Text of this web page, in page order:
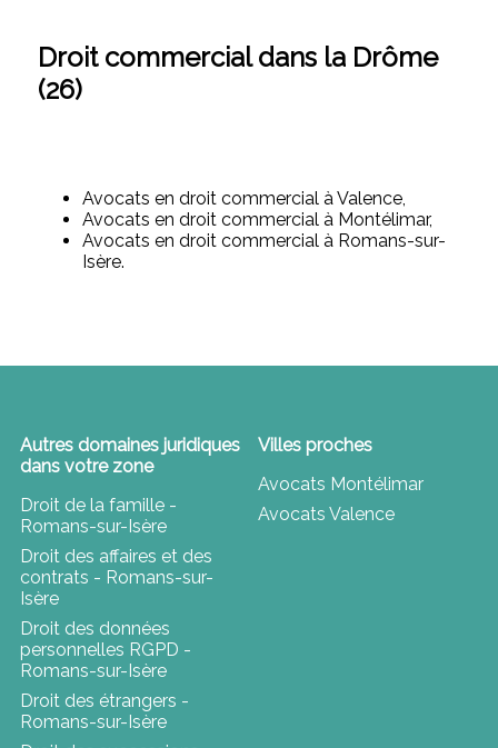
Droit commercial dans la Drôme
(26)
Avocats en droit commercial à Valence,
Avocats en droit commercial à Montélimar,
Avocats en droit commercial à Romans-sur-
Isère.
Autres domaines juridiques
dans votre zone
Droit de la famille -
Romans-sur-Isère
Droit des affaires et des
contrats - Romans-sur-
Isère
Droit des données
personnelles RGPD -
Romans-sur-Isère
Droit des étrangers -
Romans-sur-Isère
Villes proches
Avocats Montélimar
Avocats Valence